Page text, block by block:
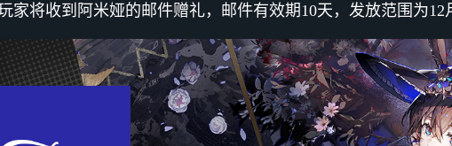
家将收到阿米娅的邮件赠礼，邮件有效期10天，发放范围为12